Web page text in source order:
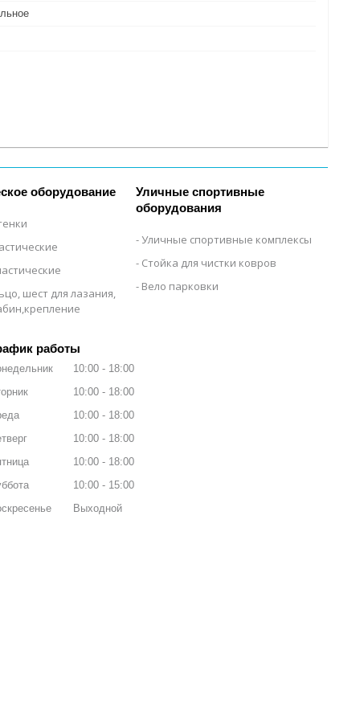
оборудование
шест для лазания,
Уличные спортивные
оборудования
Уличные спортивные комплексы
Стойка для чистки ковров
Вело парковки
работы
10:00
18:00
10:00
18:00
10:00
18:00
10:00
18:00
10:00
18:00
10:00
15:00
Выходной